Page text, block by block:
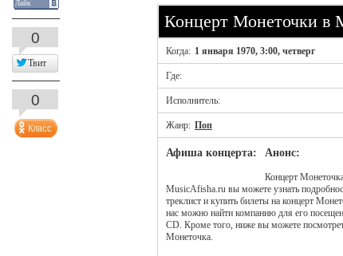
Концерт Монеточки в
Когда: 1 января 1970, 3:00, четверг
Где:
Исполнитель:
Жанр: Поп
Афиша концерта: Анонс:
Концерт
MusicAfisha.ru вы можете узнать
треклист и купить билеты на концерт
нас можно найти компанию для его
CD. Кроме того, ниже вы можете
Монеточка.
Лайк
0
Твит
0